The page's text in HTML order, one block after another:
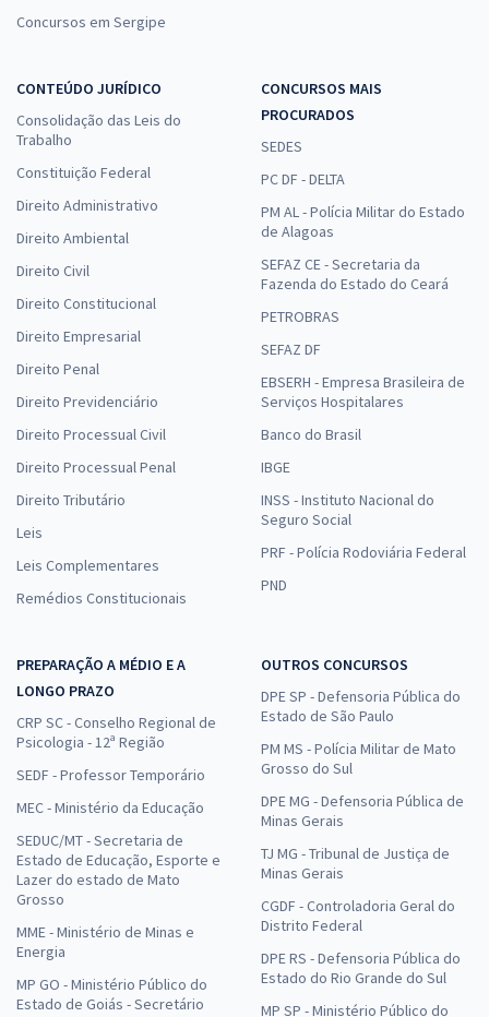
Concursos em Sergipe
CONTEÚDO JURÍDICO
Consolidação das Leis do
Trabalho
Constituição Federal
Direito Administrativo
Direito Ambiental
Direito Civil
Direito Constitucional
Direito Empresarial
Direito Penal
Direito Previdenciário
Direito Processual Civil
Direito Processual Penal
Direito Tributário
Leis
Leis Complementares
Remédios Constitucionais
CONCURSOS MAIS
PROCURADOS
SEDES
PC DF - DELTA
PM AL - Polícia Militar do Estado
de Alagoas
SEFAZ CE - Secretaria da
Fazenda do Estado do Ceará
PETROBRAS
SEFAZ DF
EBSERH - Empresa Brasileira de
Serviços Hospitalares
Banco do Brasil
IBGE
INSS - Instituto Nacional do
Seguro Social
PRF - Polícia Rodoviária Federal
PND
PREPARAÇÃO A MÉDIO E A
LONGO PRAZO
CRP SC - Conselho Regional de
Psicologia - 12ª Região
SEDF - Professor Temporário
MEC - Ministério da Educação
SEDUC/MT - Secretaria de
Estado de Educação, Esporte e
Lazer do estado de Mato
Grosso
MME - Ministério de Minas e
Energia
MP GO - Ministério Público do
Estado de Goiás - Secretário
OUTROS CONCURSOS
DPE SP - Defensoria Pública do
Estado de São Paulo
PM MS - Polícia Militar de Mato
Grosso do Sul
DPE MG - Defensoria Pública de
Minas Gerais
TJ MG - Tribunal de Justiça de
Minas Gerais
CGDF - Controladoria Geral do
Distrito Federal
DPE RS - Defensoria Pública do
Estado do Rio Grande do Sul
MP SP - Ministério Público do